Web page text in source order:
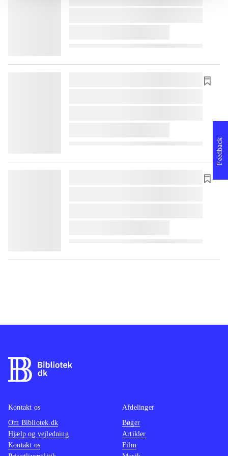
lorem ipsum dolor sit amet ...
lorem ipsum dolor sit amet ...
Feedback
Kontakt os
Om Bibliotek.dk
Hjælp og vejledning
Kontakt os
Afdelinger
Bøger
Artikler
Film